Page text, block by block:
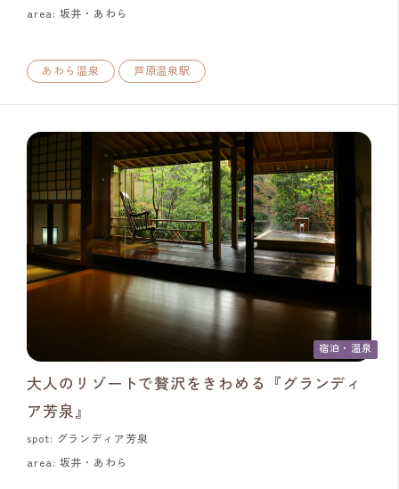
area: 坂井・あわら
あわら温泉 芦原温泉駅
宿泊・温泉
大人のリゾートで贅沢をきわめる『グランディ
ア芳泉』
spot: グランディア芳泉
area: 坂井・あわら